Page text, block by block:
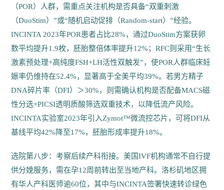
（POR）人群，需重点关注机构是否具备“双重刺激
（DuoStim）”或“随机启动促排（Random-start）”经验。
INCINTA 2023年POR患者占比28%，通过DuoStim方案获卵
数平均提升1.9枚，胚胎整倍体率提升12%；RFC则采用“生长
激素预处理+高纯度FSH+LH活性双触发”，使POR人群临床妊
娠率仍维持在52.4%，显著高于全美平均39%。若男方精子
DNA碎片率（DFI）＞30%，则需确认机构是否配备MACS磁
性分选+PICSI透明质酸筛选双重技术，以降低流产风险。
INCINTA实验室2023年引入Zymot™微流控芯片，可将DFI从
基线平均42%降至17%，胚胎形成率提升18%。
选院第八步：考察后续产科衔接。美国IVF机构通常不自行提
供分娩服务，需在孕12周前转出至当地产科。洛杉矶地区拥
有华人产科医师逾60位，其中与INCINTA签署快速转诊绿色